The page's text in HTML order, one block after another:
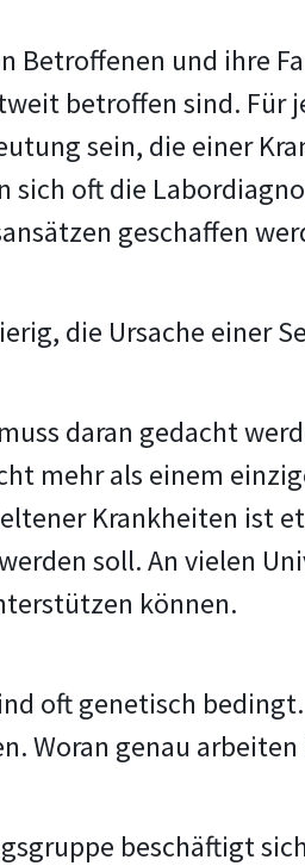
Betroffenen und ihre
betroffen sind. Für
sein, die einer
sich oft die
geschaffen
die Ursache einer
daran gedacht
mehr als einem
Krankheiten ist
soll. An vielen
können.
oft genetisch
Woran genau arbeiten
beschäftigt